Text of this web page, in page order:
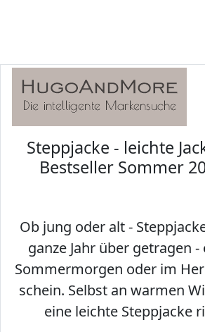
Steppjacke - leichte
Bestseller Sommer
Ob jung oder alt -
ganze Jahr über getragen
Sommermorgen oder im
schein. Selbst an warmen
eine leichte Steppjacke